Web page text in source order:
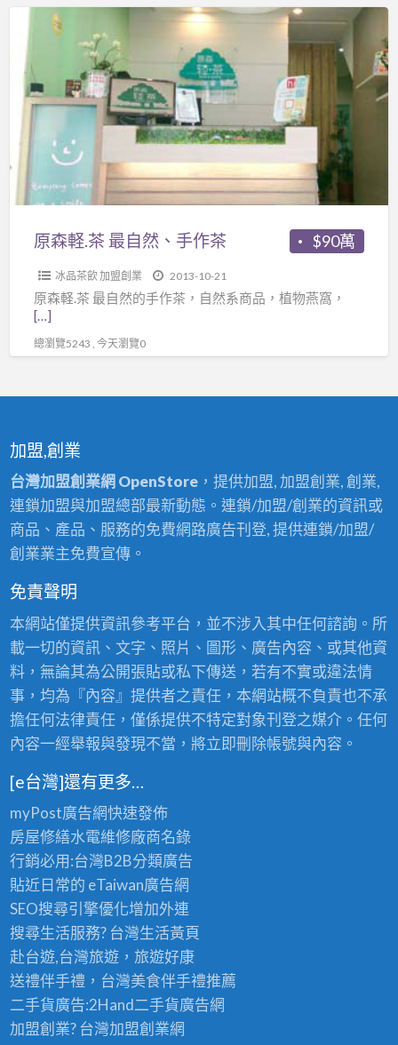
軽.
自
然、
作
$90萬
原森軽.茶 最自然、手作茶
冰品茶飲 加盟創業 2013-10-21
原森軽.茶 最自然的手作茶，自然系商品，植物燕窩，
[…]
總瀏覽5243 , 今天瀏覽0
加盟,創業
台灣加盟創業網 OpenStore，提供加盟, 加盟創業, 創業,
連鎖加盟與加盟總部最新動態。連鎖/加盟/創業的資訊或
商品、產品、服務的免費網路廣告刊登, 提供連鎖/加盟/
創業業主免費宣傳。
免責聲明
本網站僅提供資訊參考平台，並不涉入其中任何諮詢。所
載一切的資訊、文字、照片、圖形、廣告內容、或其他資
料，無論其為公開張貼或私下傳送，若有不實或違法情
事，均為『內容』提供者之責任，本網站概不負責也不承
擔任何法律責任，僅係提供不特定對象刊登之媒介。任何
內容一經舉報與發現不當，將立即刪除帳號與內容。
[e台灣]還有更多…
myPost廣告網快速發佈
房屋修繕水電維修廠商名錄
行銷必用:台灣B2B分類廣告
貼近日常的 eTaiwan廣告網
SEO搜尋引擎優化增加外連
搜尋生活服務? 台灣生活黃頁
赴台遊,台灣旅遊，旅遊好康
送禮伴手禮，台灣美食伴手禮推薦
二手貨廣告:2Hand二手貨廣告網
加盟創業? 台灣加盟創業網